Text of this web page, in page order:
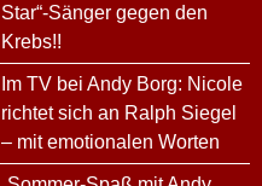
Star“-Sänger gegen den
Krebs!!
Im TV bei Andy Borg: Nicole
richtet sich an Ralph Siegel
– mit emotionalen Worten